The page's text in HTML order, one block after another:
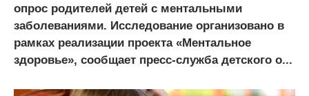
опрос родителей детей с ментальными
заболеваниями. Исследование организовано в
рамках реализации проекта «Ментальное
здоровье», сообщает пресс-служба детского о...